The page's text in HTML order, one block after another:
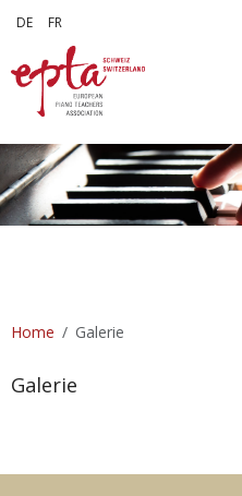
Sprache auswählen
DE FR
Home Galerie
Galerie